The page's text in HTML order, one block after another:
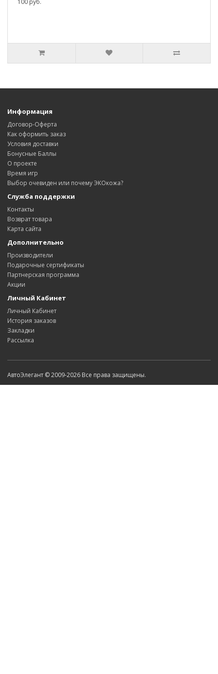
100 руб.
Информация
Договор-Оферта
Как оформить заказ
Условия доставки
Бонусные Баллы
О проекте
Время игр
Выбор очевиден или почему ЭКОкожа?
Служба поддержки
Контакты
Возврат товара
Карта сайта
Дополнительно
Производители
Подарочные сертификаты
Партнерская программа
Акции
Личный Кабинет
Личный Кабинет
История заказов
Закладки
Рассылка
АвтоЭлегант © 2009-2026 Все права защищены.